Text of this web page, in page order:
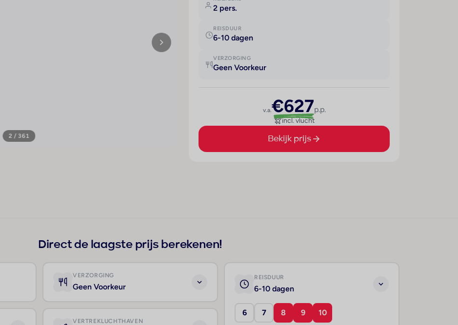
2 / 361
2 pers.
REISDUUR
6-10 dagen
VERZORGING
Geen Voorkeur
v.a.€627p.p.
incl. vlucht
Bekijk prijs
Direct de laagste prijs berekenen!
VERZORGING
Geen Voorkeur
REISDUUR
6-10 dagen
6 7 8 9 10
VERTREKLUCHTHAVEN